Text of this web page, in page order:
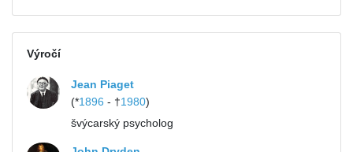
Výročí
Jean Piaget
(*1896 - †1980)
švýcarský psycholog